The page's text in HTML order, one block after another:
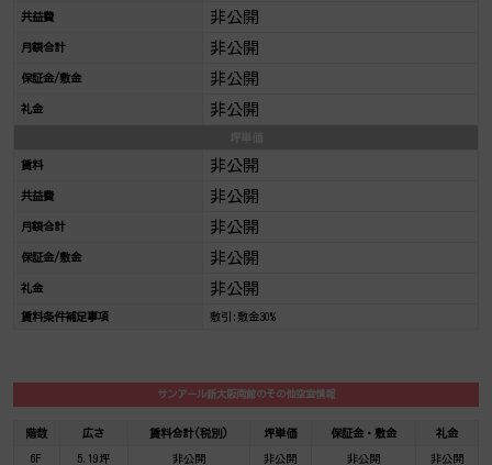
共益費 非公開
月額合計 非公開
保証金/敷金 非公開
礼金 非公開
賃料 非公開
共益費 非公開
月額合計 非公開
保証金/敷金 非公開
礼金 非公開
賃料条件補足事項 敷引:敷金30%
サンアール新大阪南館のその他空室情報
階数 広さ 賃料合計(税別) 坪単価 保証金・敷金 礼金
6F 5.19坪 非公開 非公開 非公開 非公開